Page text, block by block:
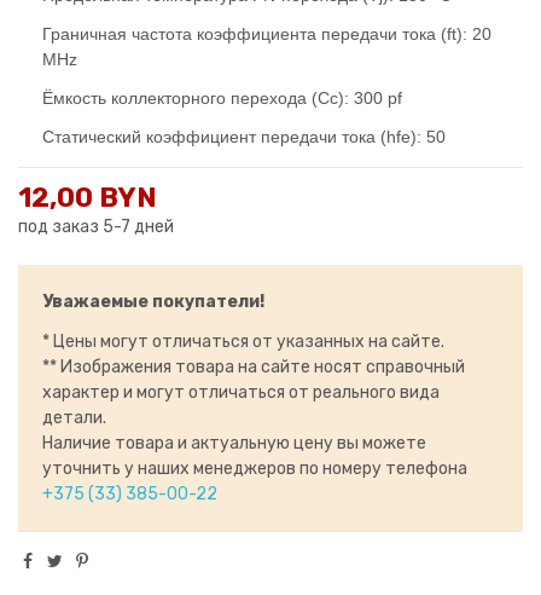
Граничная частота коэффициента передачи тока (ft): 20
MHz
Ёмкость коллекторного перехода (Cc): 300 pf
Статический коэффициент передачи тока (hfe): 50
12,00 BYN
под заказ 5-7 дней
Уважаемые покупатели!
* Цены могут отличаться от указанных на сайте.
** Изображения товара на сайте носят справочный
характер и могут отличаться от реального вида
детали.
Наличие товара и актуальную цену вы можете
уточнить у наших менеджеров по номеру телефона
+375 (33) 385-00-22